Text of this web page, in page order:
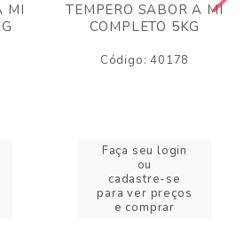
MI
TEMPERO SABOR A MI
COMPLETO 5KG
Código: 40178
Faça seu login
ou
cadastre-se
para ver preços
e comprar